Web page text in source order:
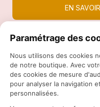
EN
Siège social: 21 Rue
Paramétrage des
Nous utilisons des cookies
de notre boutique. Avec
des cookies de mesure
pour analyser la navigation
personnalisées.